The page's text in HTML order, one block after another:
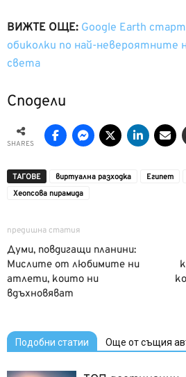
ВИЖТЕ ОЩЕ: Google Earth
обиколки по най-невероятните
света
Сподели
SHARES
ТАГОВЕ виртуална разходка Египет
Хеопсова пирамида
предишна статия
Думи, повдигащи планини:
Мислите от любимите ни
атлети, които ни
вдъхновяват
Подобни статии Още от същия